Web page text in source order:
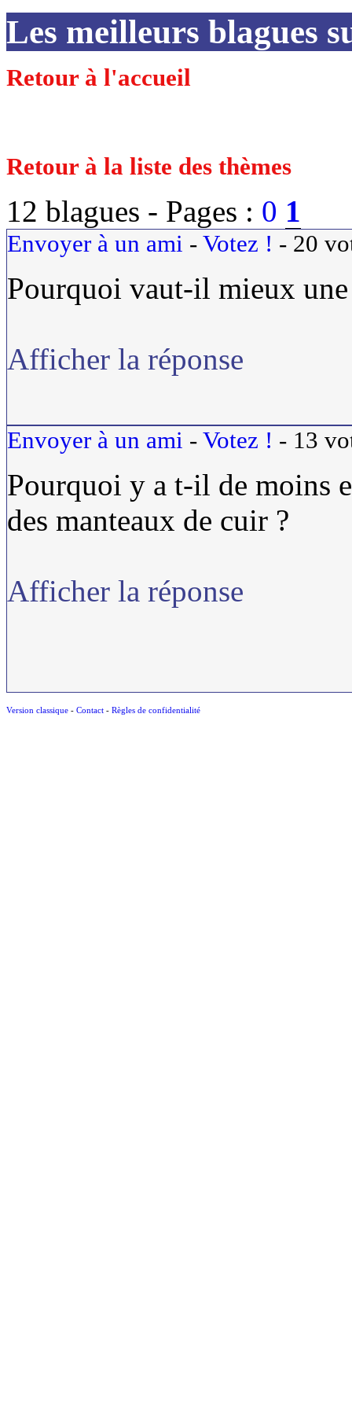
Les meilleurs blagues
Retour à l'accueil
Retour à la liste des thèmes
12 blagues - Pages : 0 1
Envoyer à un ami - Votez ! - 20
Pourquoi vaut-il mieux
Afficher la réponse
Envoyer à un ami - Votez ! - 13
Pourquoi y a t-il de moins
des manteaux de cuir ?
Afficher la réponse
Version classique - Contact - Règles de confidentialité